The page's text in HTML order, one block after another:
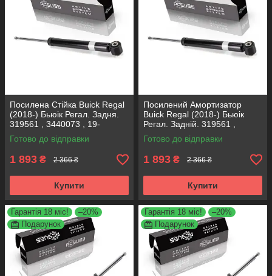
Посилена Стійка Buick Regal
(2018-) Бьюік Регал. Задня.
319561 , 3440073 , 19-
280615. KOREA Аксусс!
Готово до відправки
1 893 ₴ 2 366 ₴
Купити
Посилений Амортизатор
Buick Regal (2018-) Бьюік
Регал. Задній. 319561 ,
3440073 , 19-280615. KOREA
Аксусс!
Готово до відправки
1 893 ₴ 2 366 ₴
Купити
Гарантія 18 міс!
–20%
Подарунок
Гарантія 18 міс!
–20%
Подарунок